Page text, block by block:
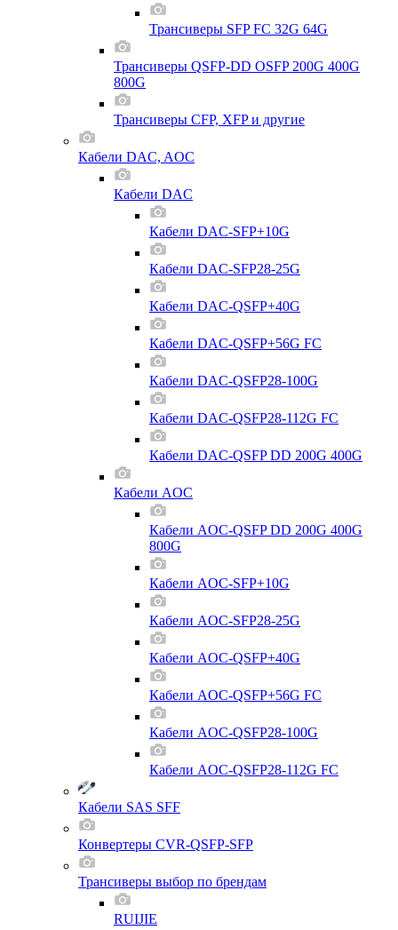
Трансиверы SFP FC 32G 64G
Трансиверы QSFP-DD OSFP 200G 400G
800G
Трансиверы CFP, XFP и другие
Кабели DAC, AOC
Кабели DAC
Кабели DAC-SFP+10G
Кабели DAC-SFP28-25G
Кабели DAC-QSFP+40G
Кабели DAC-QSFP+56G FC
Кабели DAC-QSFP28-100G
Кабели DAC-QSFP28-112G FC
Кабели DAC-QSFP DD 200G 400G
Кабели AOC
Кабели AOC-QSFP DD 200G 400G
800G
Кабели AOC-SFP+10G
Кабели AOC-SFP28-25G
Кабели AOC-QSFP+40G
Кабели AOC-QSFP+56G FC
Кабели AOC-QSFP28-100G
Кабели AOC-QSFP28-112G FC
Кабели SAS SFF
Конвертеры CVR-QSFP-SFP
Трансиверы выбор по брендам
RUIJIE